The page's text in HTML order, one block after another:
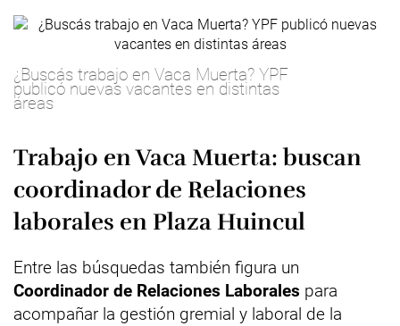
¿Buscás trabajo en Vaca Muerta? YPF
publicó nuevas vacantes en distintas
áreas
Trabajo en Vaca Muerta: buscan
coordinador de Relaciones
laborales en Plaza Huincul
Entre las búsquedas también figura un
Coordinador de Relaciones Laborales para
acompañar la gestión gremial y laboral de la